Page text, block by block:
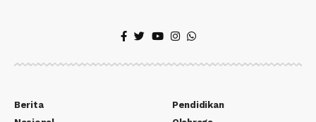
Berita
Pendidikan